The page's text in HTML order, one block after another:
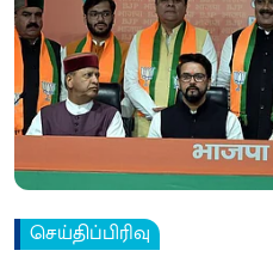
செய்திப்பிரிவு